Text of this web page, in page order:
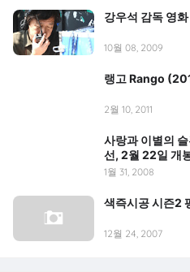
강우석 감독 영
10월 08, 2009
랭고 Rango
2월 10, 2011
사랑과 이별의
선, 2월 22일 개
1월 31, 2008
색즉시공 시즌2
12월 24, 2007